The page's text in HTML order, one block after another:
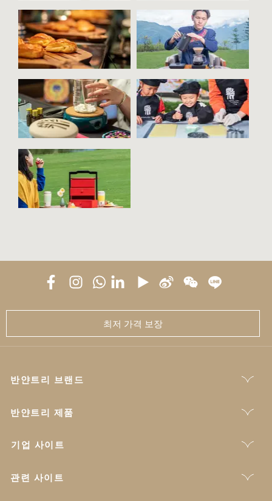
조식 커피
양초 요리
커플
최저 가격 보장
반얀트리 브랜드
반얀트리 제품
기업 사이트
관련 사이트